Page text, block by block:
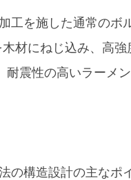
工を施した通常のボ
材にねじ込み、高強
耐震性の高いラーメ
の構造設計の主なポ